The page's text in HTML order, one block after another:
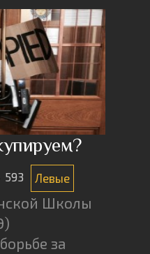
593 Левые
Школы
за